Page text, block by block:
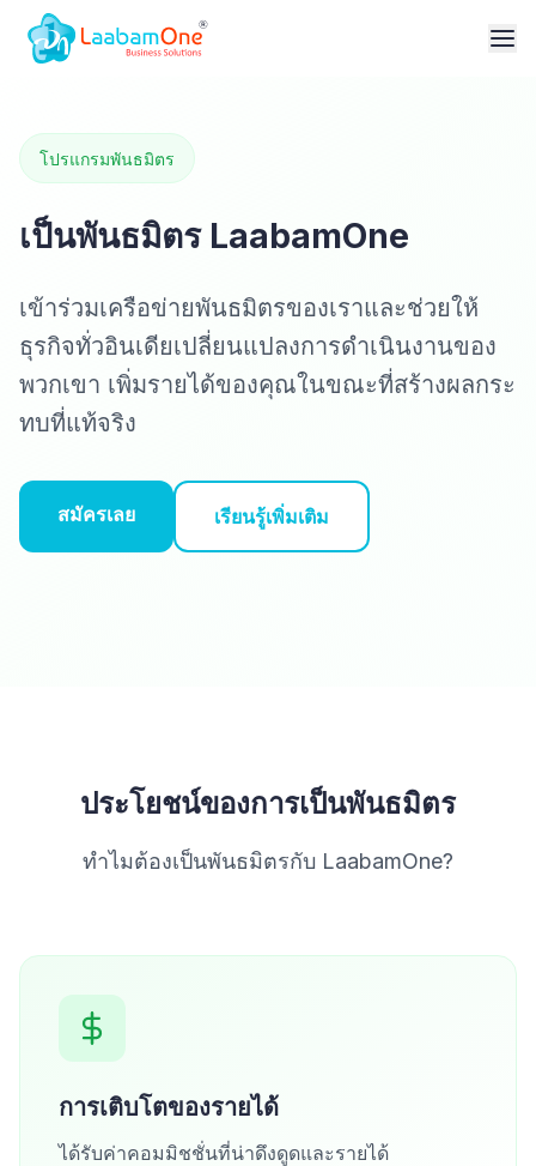
โปรแกรมพันธมิตร
เป็นพันธมิตร LaabamOne
เข้าร่วมเครือข่ายพันธมิตรของเราและช่วยให้
ธุรกิจทั่วอินเดียเปลี่ยนแปลงการดำเนินงานของ
พวกเขา เพิ่มรายได้ของคุณในขณะที่สร้างผลกระ
ทบที่แท้จริง
สมัครเลย เรียนรู้เพิ่มเติม
ประโยชน์ของการเป็นพันธมิตร
ทำไมต้องเป็นพันธมิตรกับ LaabamOne?
การเติบโตของรายได้
ได้รับค่าคอมมิชชั่นที่น่าดึงดูดและรายได้